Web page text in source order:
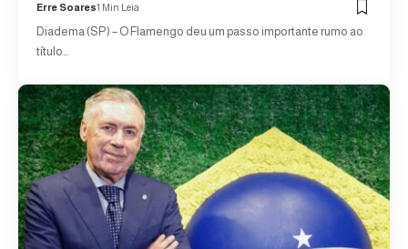
Erre Soares1 Min Leia
Diadema (SP) – O Flamengo deu um passo importante rumo ao
título…